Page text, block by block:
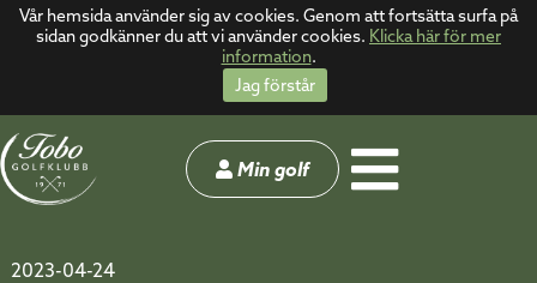
Min golf
2023-04-24
Vår hemsida använder sig av cookies. Genom att fortsätta surfa på
sidan godkänner du att vi använder cookies. Klicka här för mer
information.
Jag förstår